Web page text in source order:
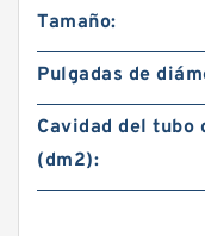
Tamaño:
Pulgadas de
Cavidad del tubo
(dm2):